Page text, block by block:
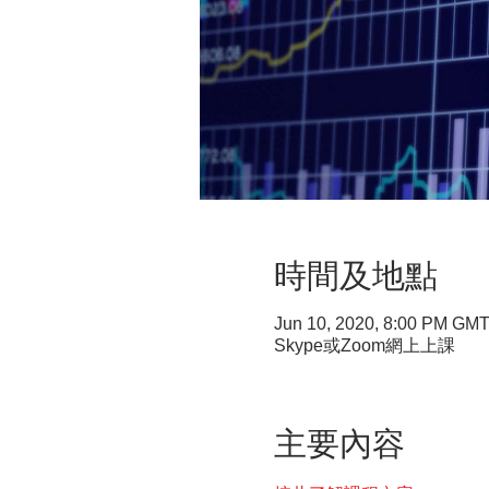
時間及地點
Jun 10, 2020, 8:00 PM
Skype或Zoom網上上課
主要內容